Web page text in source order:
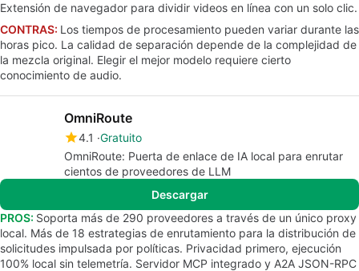
Extensión de navegador para dividir videos en línea con un solo clic.
CONTRAS: Los tiempos de procesamiento pueden variar durante las
horas pico. La calidad de separación depende de la complejidad de
la mezcla original. Elegir el mejor modelo requiere cierto
conocimiento de audio.
OmniRoute
4.1 Gratuito
OmniRoute: Puerta de enlace de IA local para enrutar
cientos de proveedores de LLM
Descargar
PROS: Soporta más de 290 proveedores a través de un único proxy
local. Más de 18 estrategias de enrutamiento para la distribución de
solicitudes impulsada por políticas. Privacidad primero, ejecución
100% local sin telemetría. Servidor MCP integrado y A2A JSON-RPC